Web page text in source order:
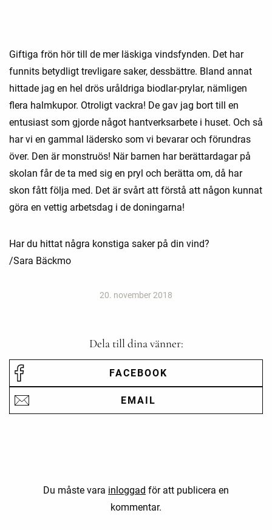
Giftiga frön hör till de mer läskiga vindsfynden. Det har
funnits betydligt trevligare saker, dessbättre. Bland annat
hittade jag en hel drös uråldriga biodlar-prylar, nämligen
flera halmkupor. Otroligt vackra! De gav jag bort till en
entusiast som gjorde något hantverksarbete i huset. Och så
har vi en gammal lädersko som vi bevarar och förundras
över. Den är monstruös! När barnen har berättardagar på
skolan får de ta med sig en pryl och berätta om, då har
skon fått följa med. Det är svårt att förstå att någon kunnat
göra en vettig arbetsdag i de doningarna!
Har du hittat några konstiga saker på din vind?
/Sara Bäckmo
20. november 2018
Dela till dina vänner:
FACEBOOK
EMAIL
Du måste vara inloggad för att publicera en
kommentar.